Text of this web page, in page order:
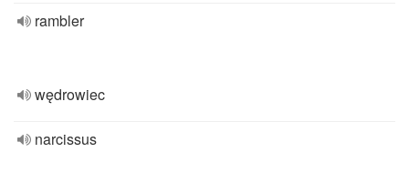
rambler
wędrowiec
narcissus